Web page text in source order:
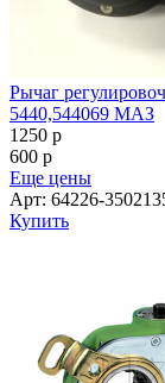
Рычаг
5440,544069 МАЗ
1250 p
600 p
Еще цены
Арт: 64226-
Купить